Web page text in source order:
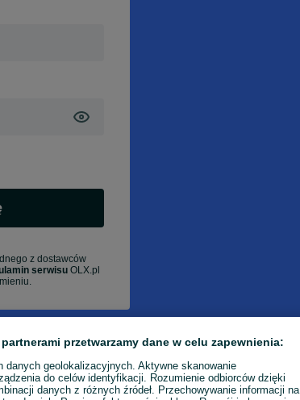
z dostawców
serwisu OLX.pl
przetwarzamy dane w celu zapewnienia:
danych geolokalizacyjnych. Aktywne skanowanie
do celów identyfikacji. Rozumienie odbiorców dzięki
danych z różnych źródeł. Przechowywanie informacji na